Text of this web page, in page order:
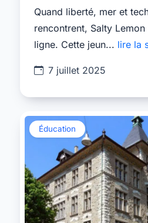
Quand liberté, mer et
rencontrent, Salty
ligne. Cette jeun... lire la
7 juillet 2025
Éducation